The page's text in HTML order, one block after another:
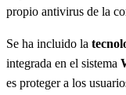
propio antivirus de la
Se ha incluido la
integrada en el sistema
es proteger a los